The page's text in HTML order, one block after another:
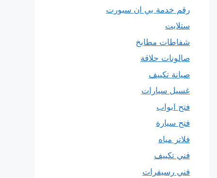
رقم خدمة بي ان سبورت
ستلايت
شفاطات مطابخ
صالونات حلاقة
صيانة تكييف
غسيل سيارات
فتح ابواب
فتح سيارة
فلاتر مياه
فني تكييف
فني رسيفرات